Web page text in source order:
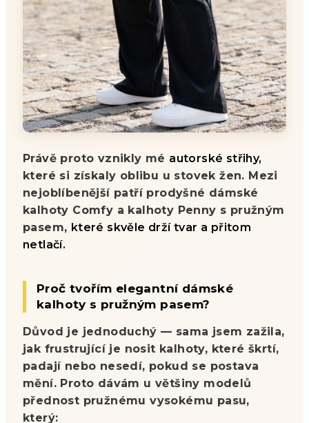
Právě proto vznikly mé autorské střihy,
které si získaly oblibu u stovek žen. Mezi
nejoblíbenější patří prodyšné dámské
kalhoty Comfy a kalhoty Penny s pružným
pasem, které skvěle drží tvar a přitom
netlačí.
Proč tvořím elegantní dámské
kalhoty s pružným pasem?
Důvod je jednoduchý — sama jsem zažila,
jak frustrující je nosit kalhoty, které škrtí,
padají nebo nesedí, pokud se postava
mění. Proto dávám u většiny modelů
přednost pružnému vysokému pasu,
který: